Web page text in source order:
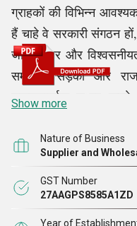
ग्राहकों की विभिन्न
हैं चाहे वे सरकारी संगठन हों,
जो नवाचार और
समाधान सड़कों और
सफलतापूर्वक सुधार करते
हमारा लक्ष्य अपने लिए एक
पर ग्राहकों को अपने पैसे
हो।
Show more
Nature of Business
Supplier and
GST Number
27AAGPS8585A1ZD
Year of